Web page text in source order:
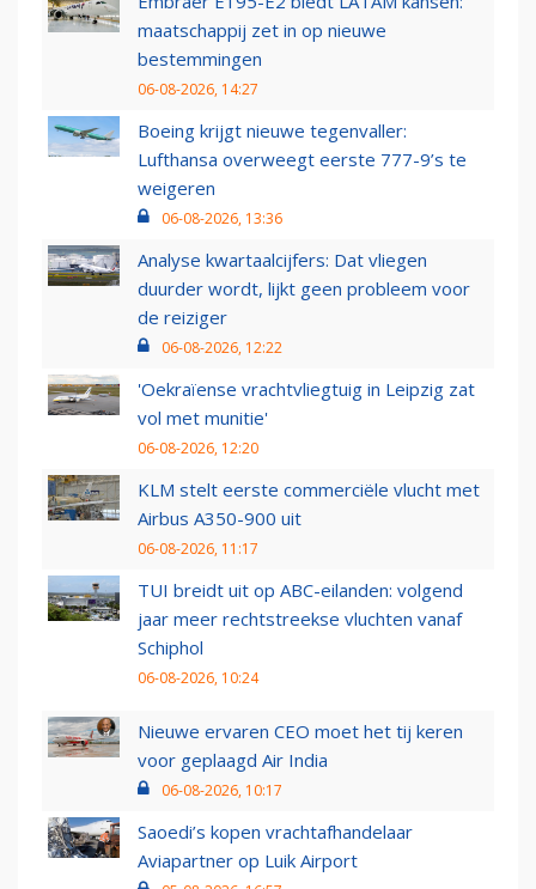
maatschappij zet in op nieuwe
bestemmingen
06-08-2026, 14:27
Boeing krijgt nieuwe tegenvaller:
Lufthansa overweegt eerste 777-9’s te
weigeren
06-08-2026, 13:36
Analyse kwartaalcijfers: Dat vliegen
duurder wordt, lijkt geen probleem voor
de reiziger
06-08-2026, 12:22
'Oekraïense vrachtvliegtuig in Leipzig zat
vol met munitie'
06-08-2026, 12:20
KLM stelt eerste commerciële vlucht met
Airbus A350-900 uit
06-08-2026, 11:17
TUI breidt uit op ABC-eilanden: volgend
jaar meer rechtstreekse vluchten vanaf
Schiphol
06-08-2026, 10:24
Nieuwe ervaren CEO moet het tij keren
voor geplaagd Air India
06-08-2026, 10:17
Saoedi’s kopen vrachtafhandelaar
Aviapartner op Luik Airport